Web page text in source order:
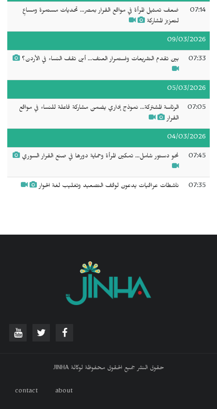
07:14
ضعف تمثيل المرأة في مواقع القرار بمصر... تحديات مستمرة ومساعٍ
لتعزيز المشاركة
09/03/2026
07:33 بين تقدم التشريعات واستمرار العنف... أين تقف النساء في الأردن؟
05/03/2026
07:05
الرئاسة المشتركة... نموذج إداري يضمن مشاركة فاعلة للنساء في مواقع
القرار
04/03/2026
07:45 نحو دستور شامل... تمكين المرأة وحماية دورها في صنع القرار السوري
07:35 ناشطات عراقيات يدعون لوقف التصعيد وتغليب لغة الحوار
حقوق النشر جميع الحقوق محفوظة لوكالة JINHA
about
contact